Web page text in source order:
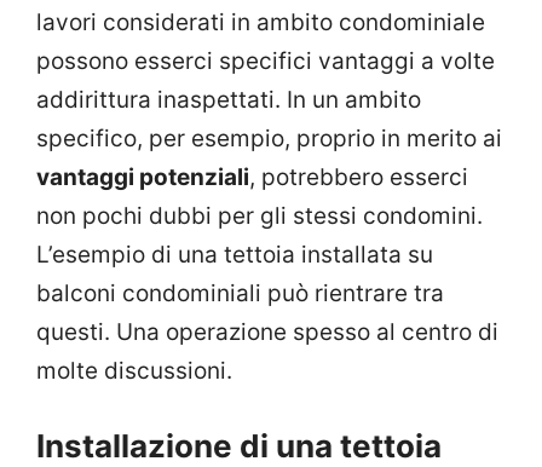
lavori considerati in ambito condominiale
possono esserci specifici vantaggi a volte
addirittura inaspettati. In un ambito
specifico, per esempio, proprio in merito ai
vantaggi potenziali, potrebbero esserci
non pochi dubbi per gli stessi condomini.
L’esempio di una tettoia installata su
balconi condominiali può rientrare tra
questi. Una operazione spesso al centro di
molte discussioni.
Installazione di una tettoia